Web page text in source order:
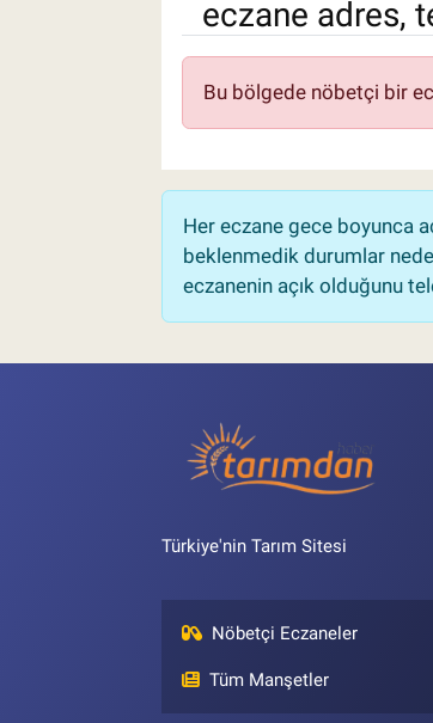
eczane adres,
Bu bölgede nöbetçi bir
Her eczane gece boyunca
beklenmedik durumlar
eczanenin açık olduğunu
Türkiye'nin Tarım Sitesi
Nöbetçi Eczaneler
Tüm Manşetler
Tarım Bilgisi
Yetiştirici Soruyor
Dünyada Tarım
Tahıllar ve Baklagiller